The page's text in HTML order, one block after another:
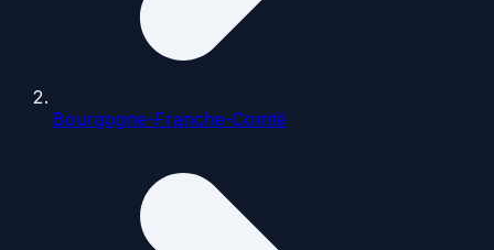
Bourgogne-Franche-Comté